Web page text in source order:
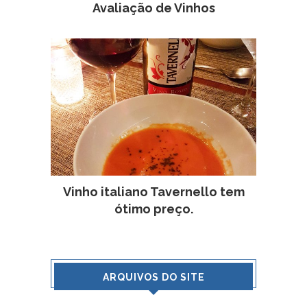
Avaliação de Vinhos
Vinho italiano Tavernello tem
ótimo preço.
ARQUIVOS DO SITE